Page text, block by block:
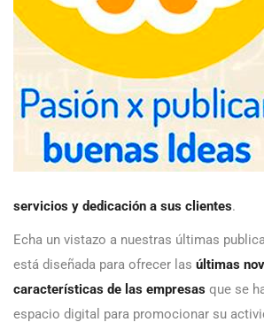
servicios y dedicación a sus clientes.
Echa un vistazo a nuestras últimas
está diseñada para ofrecer las últimas
características de las empresas que se
espacio digital para promocionar su